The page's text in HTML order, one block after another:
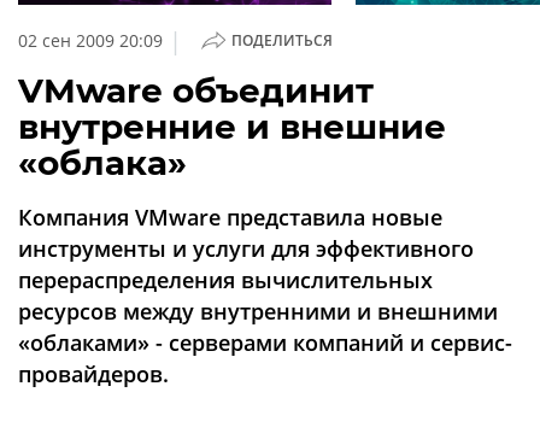
обзоры
кабинет
О
проекте
Аналитика
Конференции
Техника
02 сен 2009 20:09 | ПОДЕЛИТЬСЯ
VMware объединит
внутренние и внешние
«облака»
Компания VMware представила новые
инструменты и услуги для эффективного
перераспределения вычислительных
ресурсов между внутренними и внешними
«облаками» - серверами компаний и сервис-
провайдеров.